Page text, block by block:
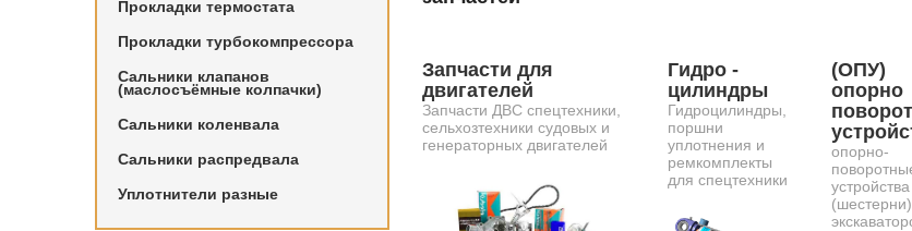
Прокладки термостата
Прокладки турбокомпрессора
Сальники клапанов
(маслосъёмные колпачки)
Сальники коленвала
Сальники распредвала
Уплотнители разные
Запчасти для
двигателей
Запчасти ДВС спецтехники,
сельхозтехники судовых и
генераторных двигателей
Гидро -
цилиндры
Гидроцилиндры,
поршни
уплотнения и
ремкомплекты
для спецтехники
(ОПУ)
опорно
опорно-
устройства